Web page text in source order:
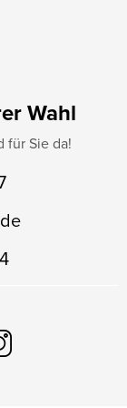
Wahl
für Sie da!